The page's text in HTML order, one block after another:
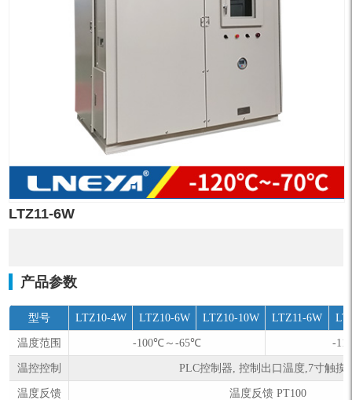
LTZ11-6W
产品参数
型号 LTZ10-4W LTZ10-6W LTZ10-10W LTZ11-6W
温度范围 -100℃～-65℃ -
温控控制 PLC控制器, 控制出口温度,7寸触摸
温度反馈 温度反馈 PT100